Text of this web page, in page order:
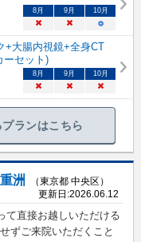
8月 9月 10月
× × ○
+大腸内視鏡+全身CT
ーセット)
8月 9月 10月
× × ×
ランはこちら
洲
（東京都 中央区）
更新日:2026.06.12
て直接お越しいただける
ずご来院いただくこと